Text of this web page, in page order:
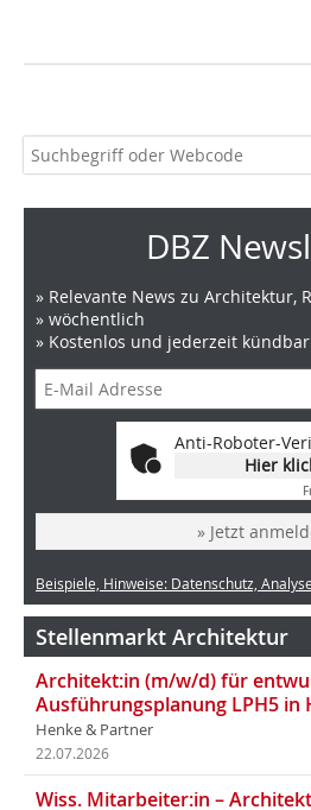
DBZ
» Relevante News zu Architektur,
» wöchentlich
» Kostenlos und jederzeit kündbar
Anti-Roboter-
Hier
» Jetzt
Beispiele, Hinweise: Datenschutz,
Stellenmarkt Architektur
Architekt:in (m/w/d) für
Ausführungsplanung LPH5 in
Henke & Partner
22.07.2026
Wiss. Mitarbeiter:in –